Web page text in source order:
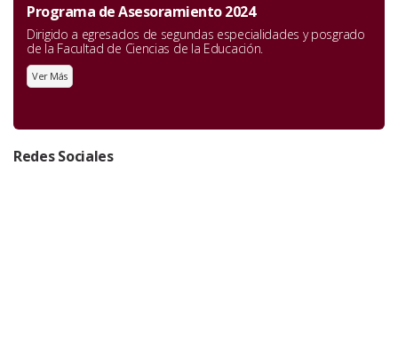
Programa de Asesoramiento 2024
Dirigido a egresados de segundas especialidades y posgrado
de la Facultad de Ciencias de la Educación.
Ver Más
Redes Sociales